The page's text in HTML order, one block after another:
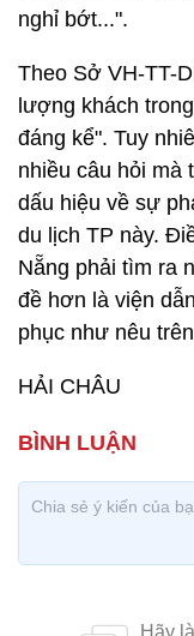
nghỉ bớt...".
Theo Sở VH-TT-
lượng khách
đáng kể". Tuy
nhiều câu hỏi mà
dấu hiệu về sự
du lịch TP này.
Nẵng phải tìm ra
đề hơn là viện
phục như nêu
HẢI CHÂU